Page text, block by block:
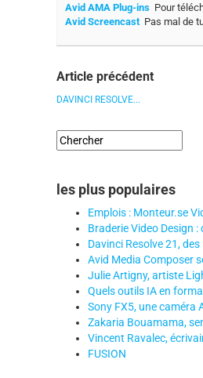
Avid AMA Plug-ins Pour
Avid ScreencastPas mal de
Article précédent
DAVINCI RESOLVE...
les plus populaires
Emplois : Monteur.se
Braderie Video Design
Davinci Resolve 21,
Avid Media Composer
Julie Artigny, artiste
Quels outils IA en
Sony FX5, une caméra
Zakaria Bouamama,
Vincent Ravalec,
FUSION